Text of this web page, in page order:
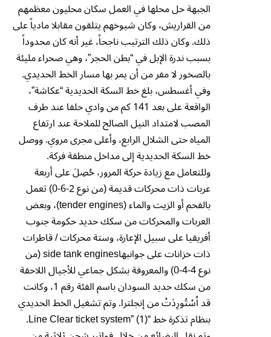
الجبهة حل محلها في العمل سكان محليون معظمهم
من القراريش، وكان شيوخهم يتلقون مقابلا مادياً على
ذلك. وكان ذلك الترتيب ناجحاً، غير أنه كان محدوداً
بسبب ندرة الإبل في “بطن الحجر”، وهي صحراء مليئة
بالصخور لا مفر من أن يمر بها مسار الخط الحديدي.
وفي أغسطس، بلغ خط السكة الحديدية “عكاشة”،
الواقعة على بعد 141 كم من وادي حلفا عند طرف
المصب لامتداد النيل الصالح للملاحة عند ارتفاع
المياه حتى الشلال الرابع، وأعلى مجرى مروي. ووصل
خط السكة الحديدية إلى مداخل منطقة فركة.
وللتعامل مع زيادة حركة المرور، حُصِلَ على أربعة
عربات ذات محركات قديمة (من نوع 2-6-0) تعمل
بالفحم أو الزيت والماء (tender engines)، وبعض
العربات والمحركات من سكك حديد حكومة جنوب
أفريقيا على سبيل الإعارة، وستة محركات / قاطرات
ذات خزانات على جوانبهاside tank engines (من
نوع 4-4-0) والمعروفة بشكل جماعي للأجيال اللاحقة
من سكك حديد السودان باسم الفئة رقم 1، وكانت
قد اُسْتُورِدَتْ من إنجلترا. وتم تشغيل الخط الحديدي
بنظام تذكرة خط “Line Clear ticket system” (1).